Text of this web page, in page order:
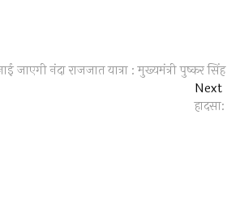
नंदा राजजात यात्रा : मुख्यमंत्री पुष्कर
Next